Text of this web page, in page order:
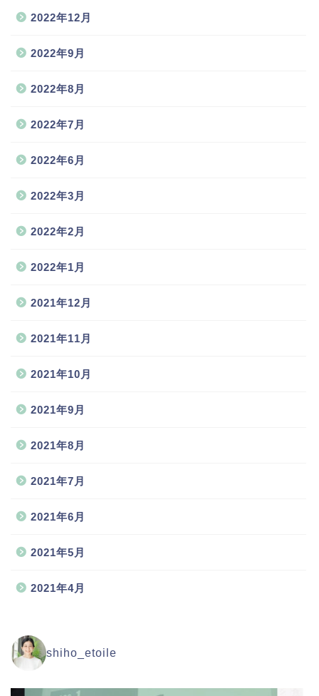
2022年12月
2022年9月
2022年8月
2022年7月
2022年6月
2022年3月
2022年2月
2022年1月
2021年12月
2021年11月
2021年10月
2021年9月
2021年8月
2021年7月
2021年6月
2021年5月
2021年4月
shiho_etoile